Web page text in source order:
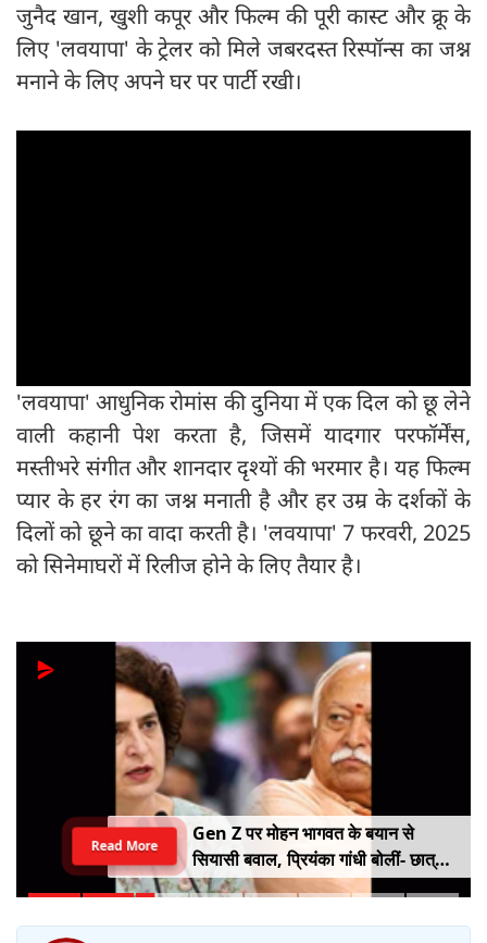
जुनैद खान, खुशी कपूर और फिल्म की पूरी कास्ट और क्रू के
लिए 'लवयापा' के ट्रेलर को मिले जबरदस्त रिस्पॉन्स का जश्न
मनाने के लिए अपने घर पर पार्टी रखी।
'लवयापा' आधुनिक रोमांस की दुनिया में एक दिल को छू लेने
वाली कहानी पेश करता है, जिसमें यादगार परफॉर्मेंस,
मस्तीभरे संगीत और शानदार दृश्यों की भरमार है। यह फिल्म
प्यार के हर रंग का जश्न मनाती है और हर उम्र के दर्शकों के
दिलों को छूने का वादा करती है। 'लवयापा' 7 फरवरी, 2025
को सिनेमाघरों में रिलीज होने के लिए तैयार है।
Gen Z पर मोहन भागवत के बयान से
सियासी बवाल, प्रियंका गांधी बोलीं- छात्रों
को किसी सर्टिफिकेट की जरूरत नहीं
Read More